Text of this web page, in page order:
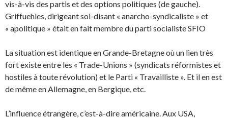
vis-à-vis des partis et des options politiques (de gauche).
Griffuehles, dirigeant soi-disant « anarcho-syndicaliste » et
« apolitique » était en fait membre du parti socialiste SFIO
La situation est identique en Grande-Bretagne où un lien très
fort existe entre les « Trade-Unions » (syndicats réformistes et
hostiles à toute révolution) et le Parti « Travailliste ». Et il en est
de même en Allemagne, en Bergique, etc.
L’influence étrangère, c’est-à-dire américaine. Aux USA,